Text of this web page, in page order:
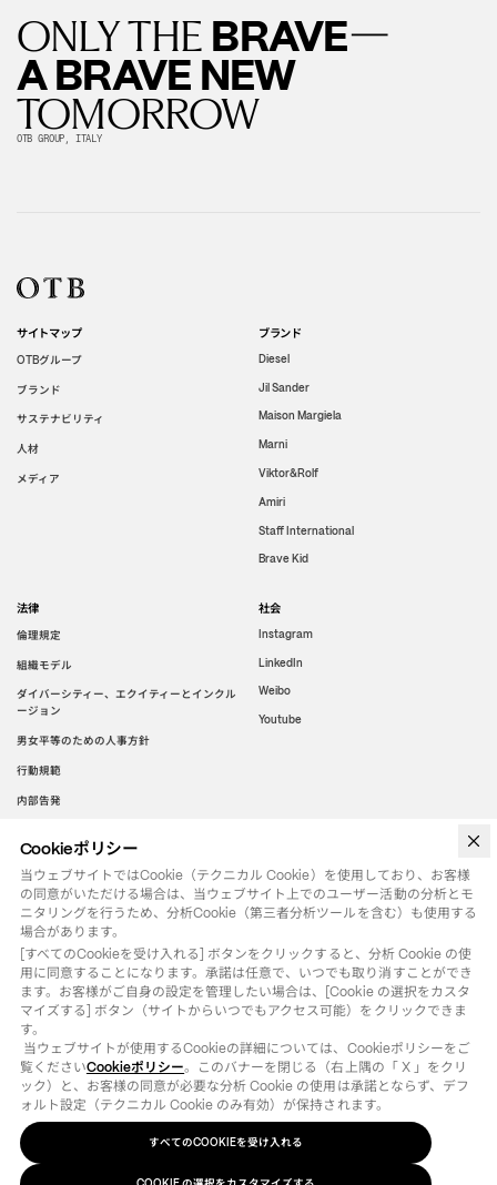
ONLY THE BRAVE—
A BRAVE NEW
TOMORROW
OTB GROUP, ITALY
サイトマップ
OTBグループ
ブランド
サステナビリティ
人材
メディア
ブランド
Diesel
Jil Sander
Maison Margiela
Marni
Viktor&Rolf
Amiri
Staff International
Brave Kid
法律
倫理規定
組織モデル
ダイバーシティー、エクイティーとインクル
ージョン
男女平等のための人事方針
行動規範
内部告発
社会
Instagram
LinkedIn
Weibo
Youtube
WeChat
©
法律用語 COOKIEの選択をカスタマイズする
Cookieポリシー
当ウェブサイトではCookie（テクニカル Cookie）を使用しており、お客様
の同意がいただける場合は、当ウェブサイト上でのユーザー活動の分析とモ
ニタリングを行うため、分析Cookie（第三者分析ツールを含む）も使用する
場合があります。
[すべてのCookieを受け入れる] ボタンをクリックすると、分析 Cookie の使
用に同意することになります。承諾は任意で、いつでも取り消すことができ
ます。お客様がご自身の設定を管理したい場合は、[Cookie の選択をカスタ
マイズする] ボタン（サイトからいつでもアクセス可能）をクリックできま
す。
覧くださいCookieポリシー。このバナーを閉じる（右上隅の「 X 」をクリ
ック）と、お客様の同意が必要な分析 Cookie の使用は承諾とならず、デフ
ォルト設定（テクニカル Cookie のみ有効）が保持されます。
すべてのCOOKIEを受け入れる